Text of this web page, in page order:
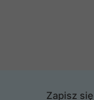
Zapisz